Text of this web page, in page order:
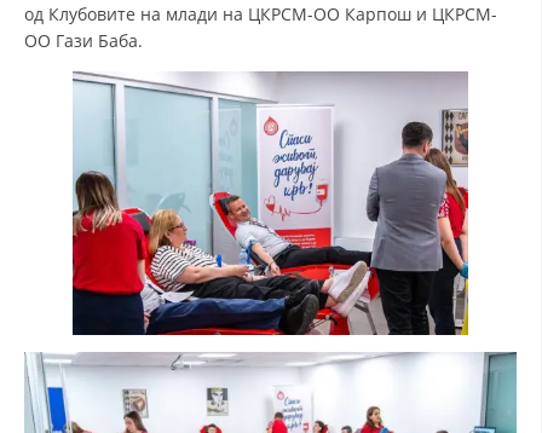
БРОШУРИ
ПРЕЗЕНТАЦИИ
од Клубовите на млади на ЦКРСМ-ОО Карпош и ЦКРСМ-
ОО Гази Баба.